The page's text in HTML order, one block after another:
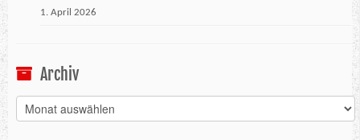
1. April 2026
Archiv
Archiv